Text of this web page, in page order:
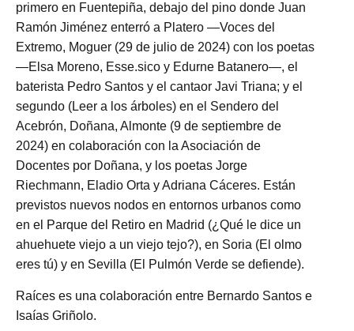
primero en Fuentepiña, debajo del pino donde Juan
Ramón Jiménez enterró a Platero —Voces del
Extremo, Moguer (29 de julio de 2024) con los poetas
—Elsa Moreno, Esse.sico y Edurne Batanero—, el
baterista Pedro Santos y el cantaor Javi Triana; y el
segundo (Leer a los árboles) en el Sendero del
Acebrón, Doñana, Almonte (9 de septiembre de
2024) en colaboración con la Asociación de
Docentes por Doñana, y los poetas Jorge
Riechmann, Eladio Orta y Adriana Cáceres. Están
previstos nuevos nodos en entornos urbanos como
en el Parque del Retiro en Madrid (¿Qué le dice un
ahuehuete viejo a un viejo tejo?), en Soria (El olmo
eres tú) y en Sevilla (El Pulmón Verde se defiende).
Raíces es una colaboración entre Bernardo Santos e
Isaías Griñolo.